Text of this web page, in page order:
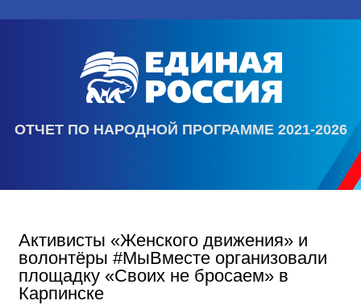
ОТЧЕТ ПО НАРОДНОЙ ПРОГРАММЕ 2021-2026
Активисты «Женского движения» и
волонтёры #МыВместе организовали
площадку «Своих не бросаем» в
Карпинске